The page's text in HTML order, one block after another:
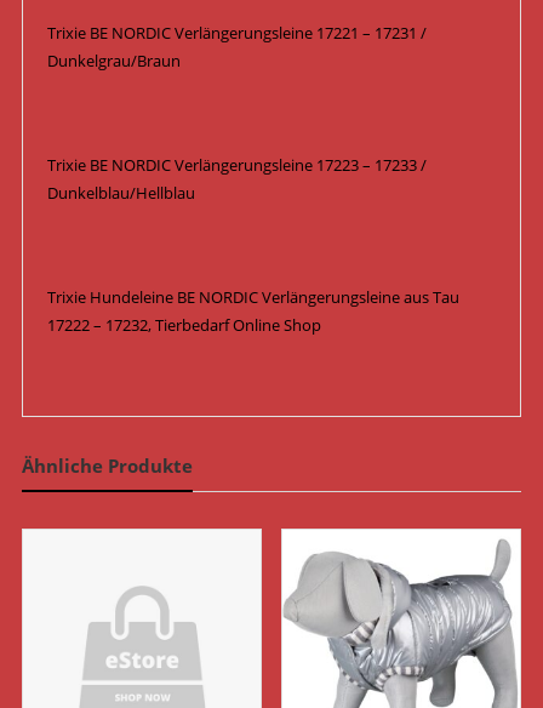
Trixie BE NORDIC Verlängerungsleine 17221 – 17231 /
Dunkelgrau/Braun
Trixie BE NORDIC Verlängerungsleine 17223 – 17233 /
Dunkelblau/Hellblau
Trixie Hundeleine BE NORDIC Verlängerungsleine aus Tau
17222 – 17232, Tierbedarf Online Shop
Ähnliche Produkte